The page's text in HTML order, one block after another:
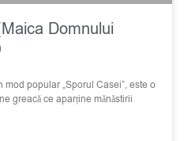
Domnului
popular „Sporul Casei”, este o
greacă ce aparține mănăstirii